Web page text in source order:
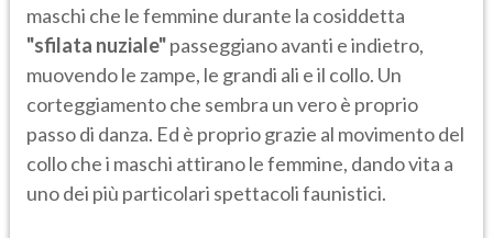
maschi che le femmine durante la cosiddetta
"sfilata nuziale"passeggiano avanti e indietro,
muovendo le zampe, le grandi ali e il collo. Un
corteggiamento che sembra un vero è proprio
passo di danza. Ed è proprio grazie al movimento del
collo che i maschi attirano le femmine, dando vita a
uno dei più particolari spettacoli faunistici.